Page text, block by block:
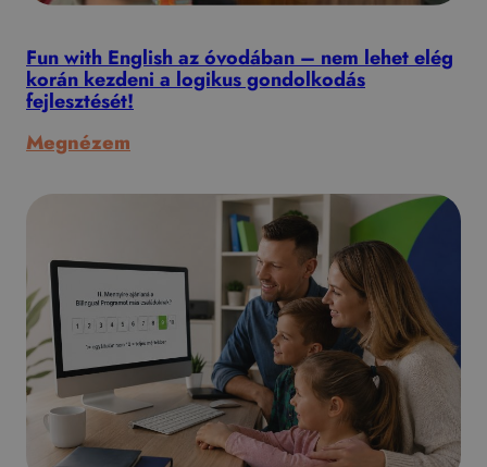
Fun with English az óvodában – nem lehet elég
korán kezdeni a logikus gondolkodás
fejlesztését!
Megnézem
with
óvodában
–
nem
lehet
elég
korán
kezdeni